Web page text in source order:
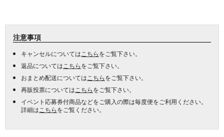
注意事項
キャンセルについては こちらをご覧下さい。
返品については こちらをご覧下さい。
おまとめ配送については こちらをご覧下さい。
再販投票については こちらをご覧下さい。
イベント応募券付商品などをご購入の際は毎度便をご利用ください。
詳細は こちらをご覧ください。